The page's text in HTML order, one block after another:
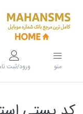
منو ورود/ثبت